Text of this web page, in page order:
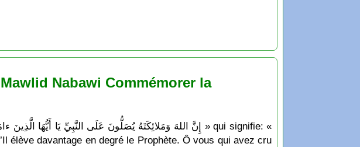
Nabawi Commémorer la
élève davantage en degré le Prophète. Ô vous qui avez cru